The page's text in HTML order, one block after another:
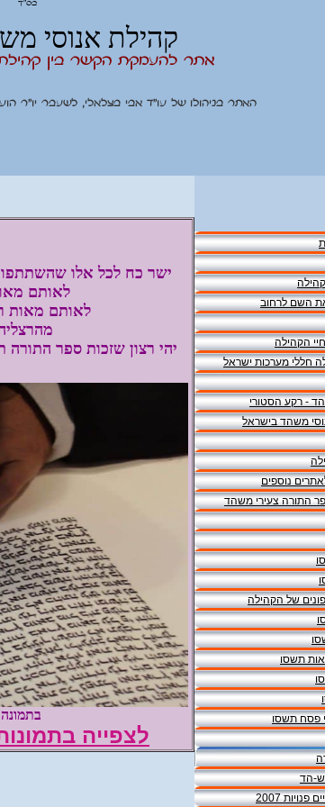
בס"ד
קהילת אנוסי
אתר להעמקת הקשר בין
האתר בניהולו של עו"ד אבי בצלאלי, לשעבר יו"ר
השם לרחוב
הקהילה
חללי מערכות ישראל
- רקע הסטורי
משהד בישראל
נוספים
התורה צעירי משהד
של הקהילה
תשסו
פסח תשסו
הד
2007
ישר כח לכל אלו
לאותם
לאותם מאות
יהי רצון שזכות ספר התורה
לצפייה